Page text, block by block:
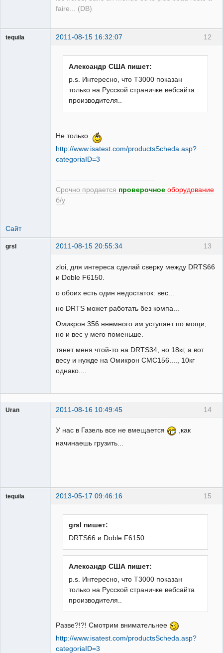
faire... (DB)
12
tequila 2011-08-15 16:32:07
Александр США пишет:
p.s. Интересно, что T3000 показан
только на Русской страничке вебсайта
производителя..
Не только
http://www.isatest.com/productsScheda.asp?
categoriaID=3
Срочно продается проверочное оборудование
б/у
Сайт
13
grsl 2011-08-15 20:55:34
zloi, для интереса сделай сверку между DRTS66
и Doble F6150.
о обоих есть один недостаток: вес...
но DRTS может работать без компа...
Омикрон 356 ннемного им уступает по мощи,
но и вес у мего поменьше.
тянет меня чтой-то на DRTS34, но 18кг, а вот
весу и нужде на Омикрон CMC156...., 10кг
однако....
14
Uran 2011-08-16 10:49:45
У нас в Газель все не вмещается
,как
начинаешь грузить...
15
tequila 2013-05-17 09:46:16
grsl пишет:
DRTS66 и Doble F6150
Александр США пишет:
p.s. Интересно, что T3000 показан
только на Русской страничке вебсайта
производителя..
Разве?!?! Смотрим внимательнее
http://www.isatest.com/productsScheda.asp?
categoriaID=3